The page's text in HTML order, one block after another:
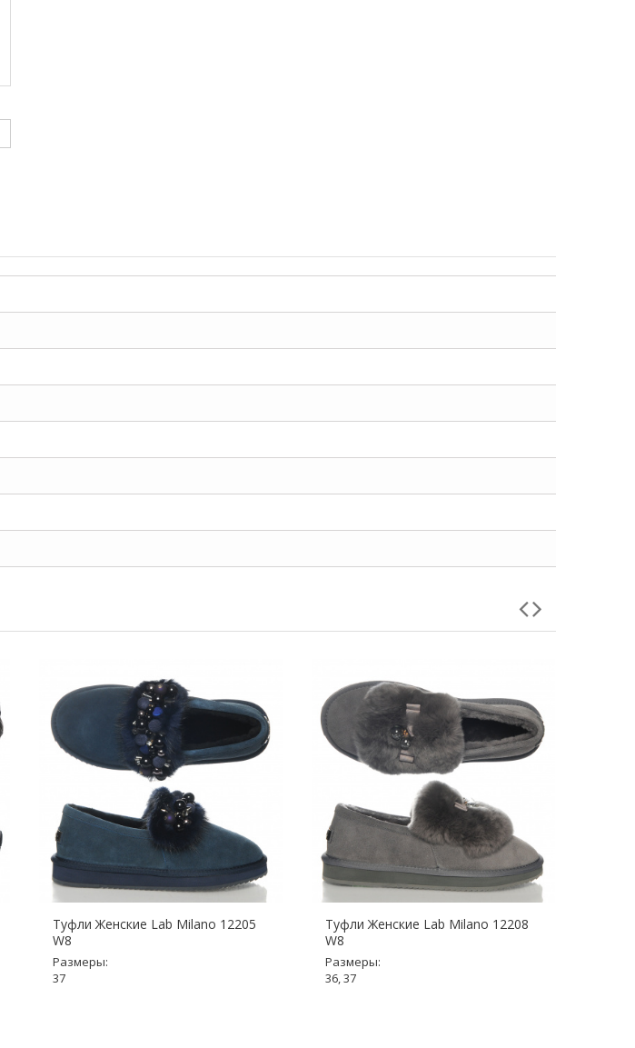
Туфли Женские Lab Milano 12205
W8
Размеры:
37
Туфли Женские Lab Milano 12208
W8
Размеры:
36, 37